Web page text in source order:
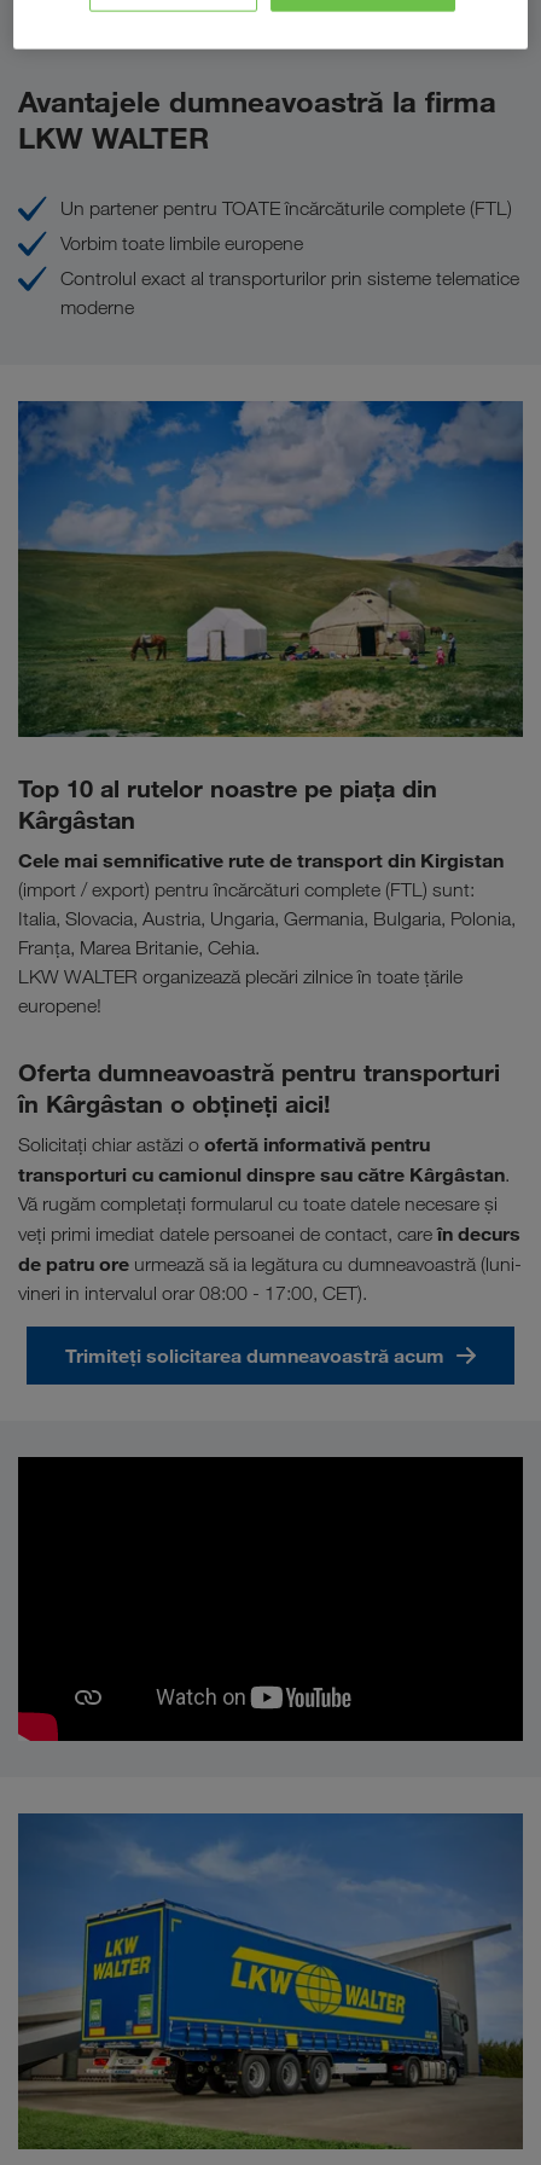
Trimiteți solicitarea dumneavoastră acum
Avantajele dumneavoastră la firma
LKW WALTER
Un partener pentru TOATE încărcăturile complete (FTL)
Vorbim toate limbile europene
Controlul exact al transporturilor prin sisteme telematice
moderne
Top 10 al rutelor noastre pe piaţa din
Kârgâstan
Cele mai semnificative rute de transport din Kirgistan
(import / export) pentru încărcături complete (FTL) sunt:
Italia, Slovacia, Austria, Ungaria, Germania, Bulgaria, Polonia,
Franţa, Marea Britanie, Cehia.
LKW WALTER organizează plecări zilnice în toate țările
europene!
Oferta dumneavoastră pentru transporturi
în Kârgâstan o obţineţi aici!
Solicitaţi chiar astăzi o ofertă informativă pentru
transporturi cu camionul dinspre sau către Kârgâstan.
Vă rugăm completați formularul cu toate datele necesare și
veți primi imediat datele persoanei de contact, careîn decurs
de patru ore urmează să ia legătura cu dumneavoastră (luni-
vineri in intervalul orar 08:00 - 17:00, CET).
Trimiteți solicitarea dumneavoastră acum